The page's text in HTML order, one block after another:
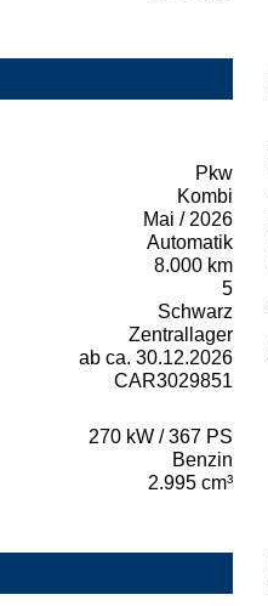
Pkw
Kombi
Mai / 2026
Automatik
8.000 km
5
Schwarz
Zentrallager
ab ca. 30.12.2026
CAR3029851
270 kW / 367 PS
Benzin
2.995 cm³